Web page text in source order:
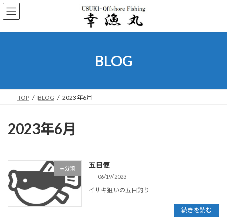
コ
ン
ン
ナ
ビ
ー
BLOG
TOP BLOG 2023年6月
2023年6月
未分類 五目便
06/19/2023
イサキ狙いの五目釣り
続きを読む